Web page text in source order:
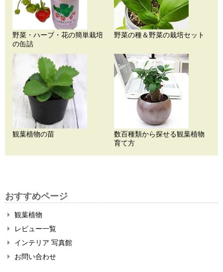
野菜・ハーブ・花の簡単栽培
の缶詰
野菜の種＆野菜の栽培セット
観葉植物の苗
数百種類から探せる観葉植物
育て方
おすすめページ
観葉植物
レビュー一覧
インテリア 写真館
お問い合わせ